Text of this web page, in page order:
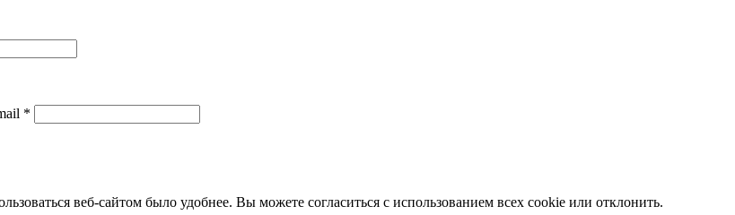
*
веб-сайтом было удобнее. Вы можете согласиться с использованием всех cookie или отклонить.